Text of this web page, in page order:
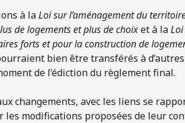
à laLoi sur l’aménagement du
de logementset plus de choixet à la
forts et pour la construction de
bien être transférés à d’autres
de l’édiction du règlement final.
changements, avec les liens se
modifications proposées de leur